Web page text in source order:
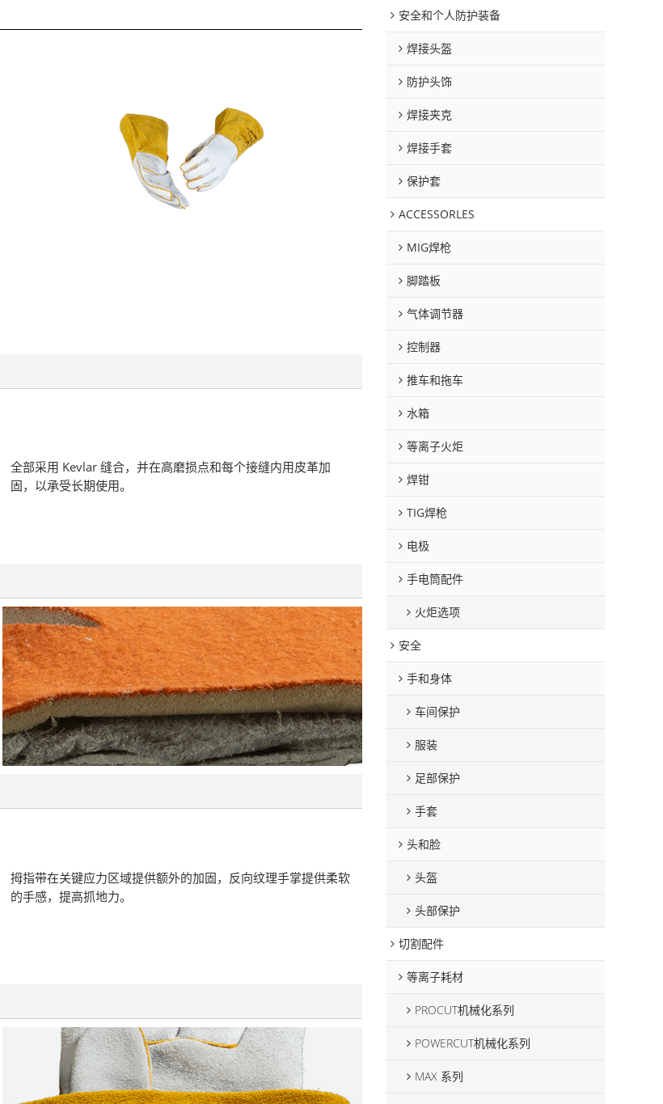
全部采用 Kevlar 缝合，并在高磨损点和每个接缝内用皮革加
固，以承受长期使用。
拇指带在关键应力区域提供额外的加固，反向纹理手掌提供柔软
的手感，提高抓地力。
安全和个人防护装备
焊接头盔
防护头饰
焊接夹克
焊接手套
保护套
ACCESSORLES
MIG焊枪
脚踏板
气体调节器
控制器
推车和拖车
水箱
等离子火炬
焊钳
TIG焊枪
电极
手电筒配件
火炬选项
安全
手和身体
车间保护
服装
足部保护
手套
头和脸
头盔
头部保护
切割配件
等离子耗材
PROCUT机械化系列
POWERCUT机械化系列
MAX 系列